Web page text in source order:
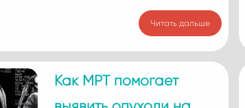
Читать дальше
Как МРТ помогает